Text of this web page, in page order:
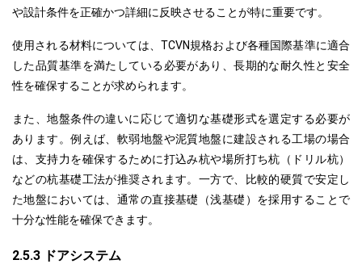
や設計条件を正確かつ詳細に反映させることが特に重要です。
使用される材料については、TCVN規格および各種国際基準に適合
した品質基準を満たしている必要があり、長期的な耐久性と安全
性を確保することが求められます。
また、地盤条件の違いに応じて適切な基礎形式を選定する必要が
あります。例えば、軟弱地盤や泥質地盤に建設される工場の場合
は、支持力を確保するために打込み杭や場所打ち杭（ドリル杭）
などの杭基礎工法が推奨されます。一方で、比較的硬質で安定し
た地盤においては、通常の直接基礎（浅基礎）を採用することで
十分な性能を確保できます。
2.5.3 ドアシステム